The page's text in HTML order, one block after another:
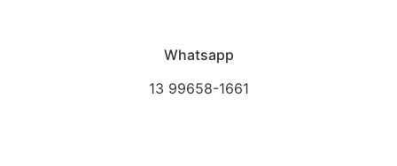
Whatsapp
13 99658-1661